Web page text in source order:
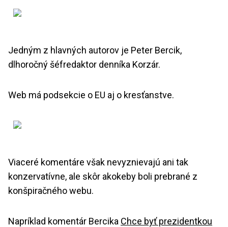
Jedným z hlavných autorov je Peter Bercik,
dlhoročný šéfredaktor denníka Korzár.
Web má podsekcie o EU aj o kresťanstve.
Viaceré komentáre však nevyznievajú ani tak
konzervatívne, ale skôr akokeby boli prebrané z
konšpiračného webu.
Napríklad komentár Bercika Chce byť prezidentkou